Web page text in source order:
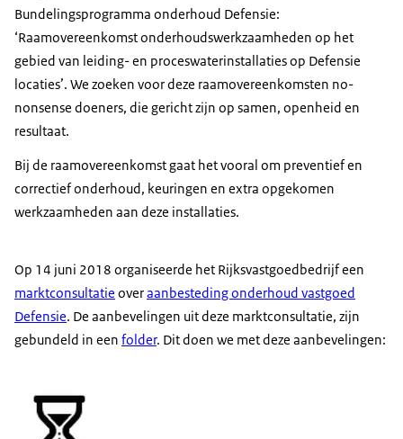
Bundelingsprogramma onderhoud Defensie:
‘Raamovereenkomst onderhoudswerkzaamheden op het
gebied van leiding- en proceswaterinstallaties op Defensie
locaties’. We zoeken voor deze raamovereenkomsten no-
nonsense doeners, die gericht zijn op samen, openheid en
resultaat.
Bij de raamovereenkomst gaat het vooral om preventief en
correctief onderhoud, keuringen en extra opgekomen
werkzaamheden aan deze installaties.
Op 14 juni 2018 organiseerde het Rijksvastgoedbedrijf een
marktconsultatie overaanbesteding onderhoud vastgoed
Defensie. De aanbevelingen uit deze marktconsultatie, zijn
gebundeld in een folder. Dit doen we met deze aanbevelingen: